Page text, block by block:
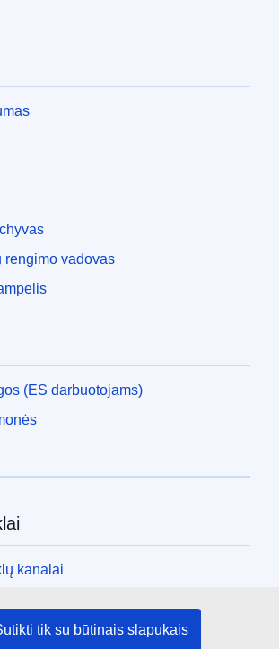
tik su būtinais slapukais
rengimo vadovas
(ES darbuotojams)
kanalai
ir įstaigos